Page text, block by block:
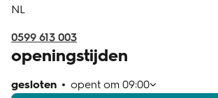
NL
0599 613 003
openingstijden
gesloten opent om 09:00